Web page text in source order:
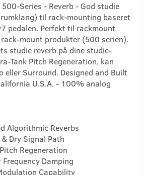
Series - Reverb - God studie
til rack-mounting baseret
pedalen. Perfekt til rackmount
rack-mount produkter (500 serien).
studie reverb på dine studie-
Tank Pitch Regeneration, kan
eller Surround. Designed and Built
U.S.A. - 100% analog
Algorithmic Reverbs
Dry Signal Path
Regeneration
Frequency Damping
Capability